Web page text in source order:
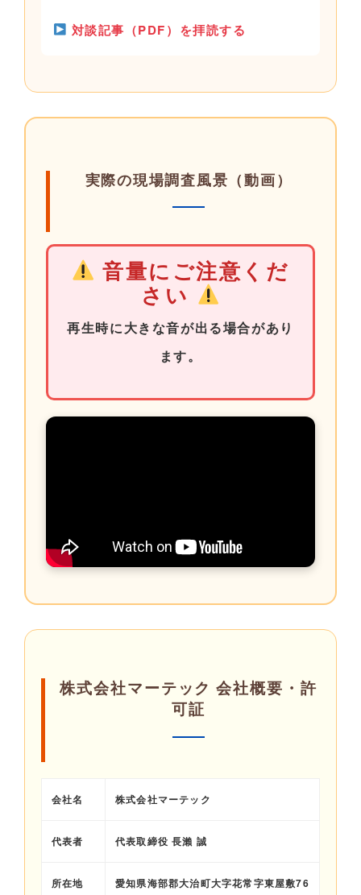
対談記事（PDF）を拝読する
実際の現場調査風景（動画）
音量にご注意くだ
さい
再生時に大きな音が出る場合があり
ます。
株式会社マーテック 会社概要・許
可証
会社名 株式会社マーテック
代表者 代表取締役 長瀨 誠
所在地 愛知県海部郡大治町大字花常字東屋敷76